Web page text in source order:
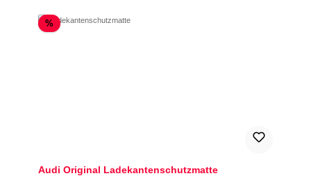
%Rabatt
Audi Original Ladekantenschutzmatte